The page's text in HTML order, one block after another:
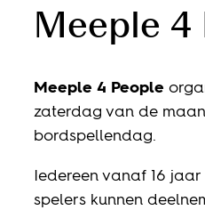
Meeple 4
Meeple 4 People
zaterdag van de
bordspellendag.
Iedereen vanaf 16
spelers kunnen